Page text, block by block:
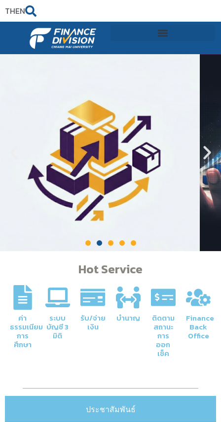
THEN
Hot Service
ค่า
ธรรมเนียม
การ
ศึกษา
ระบบ
บัญชี 3
มิติ
รับ/จ่าย
เงิน
บำนาญ ติดตาม
สถานะ
การ
ออก
เช็ค
Finance
Back
Office
ประชาสัมพันธ์